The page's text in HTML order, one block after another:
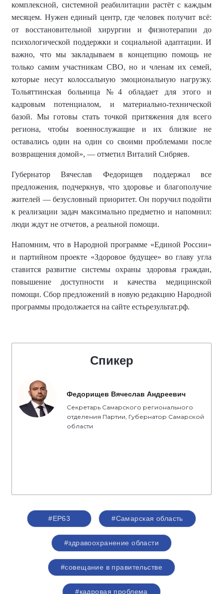
комплексной, системной реабилитации растёт с каждым
месяцем. Нужен единый центр, где человек получит всё:
от восстановительной хирургии и физиотерапии до
психологической поддержки и социальной адаптации. И
важно, что мы закладываем в концепцию помощь не
только самим участникам СВО, но и членам их семей,
которые несут колоссальную эмоциональную нагрузку.
Тольяттинская больница №4 обладает для этого и
кадровым потенциалом, и материально-технической
базой. Мы готовы стать точкой притяжения для всего
региона, чтобы военнослужащие и их близкие не
оставались один на один со своими проблемами после
возвращения домой», — отметил Виталий Сибряев.
Губернатор Вячеслав Федорищев поддержал все
предложения, подчеркнув, что здоровье и благополучие
жителей — безусловный приоритет. Он поручил подойти
к реализации задач максимально предметно и напомнил:
люди ждут не отчетов, а реальной помощи.
Напомним, что в Народной программе «Единой России»
и партийном проекте «Здоровое будущее» во главу угла
ставитсяразвитие системы охраны здоровья граждан,
повышение доступности и качества медицинской
помощи. Сбор предложений в новую редакцию Народной
программы продолжается на сайте естьрезультат.рф.
Спикер
Федорищев Вячеслав Андреевич
Секретарь Самарского регионального
отделения Партии, Губернатор Самарской
области
#ЕР63 #Самарская область
#здравоохранение области
#совещание в правительстве
#кадровая проблема